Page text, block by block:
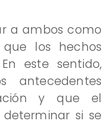
a ambos como
los hechos
este sentido,
antecedentes
y que el
si se